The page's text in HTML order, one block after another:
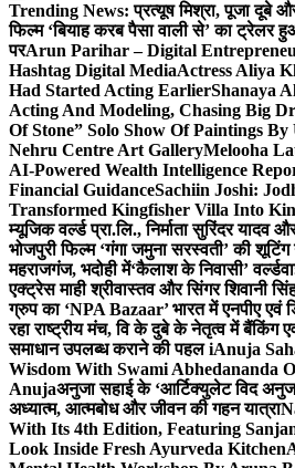
Trending News: प्रत्यूष मिश्रा, पूजा दूबे
फिल्म ‘बियाह करब पैसा वाली से’ का ट्रेलर
परArun Parihar – Digital
Hashtag Digital MediaActress Aliya
Had Started Acting EarlierShanaya
Acting And Modeling, Chasing Big
Of Stone” Solo Show Of Paintings
Nehru Centre Art GalleryMelooha
AI-Powered Wealth Intelligence
Financial GuidanceSachiin Joshi:
Transformed Kingfisher Villa Into
म्यूजिक वर्ल्ड प्रा.लि., निर्माता सुरिंदर यादव
भोजपुरी फिल्म ‘गंगा जमुना सरस्वती’ की
महराजगंज, भदोही में‘कैलाश के निवासी’
एक्ट्रेस माही श्रीवास्तव और सिंगर शिवानी
ग्रुप का ‘NPA Bazaar’ भारत में एनपीए एवं
रहा राष्ट्रीय मंच, वि के दुबे के नेतृत्व में बैंकिंग
समाधान उपलब्ध कराने की पहल iAnuja
Wisdom With Swami Abhedananda
Anujaअनुजा सहाई के ‘आर्टिक्युलेट विद
अध्यात्म, आत्मबोध और जीवन की गहन यात्रा
With Its 4th Edition, Featuring
Look Inside Fresh Ayurveda Kitchen